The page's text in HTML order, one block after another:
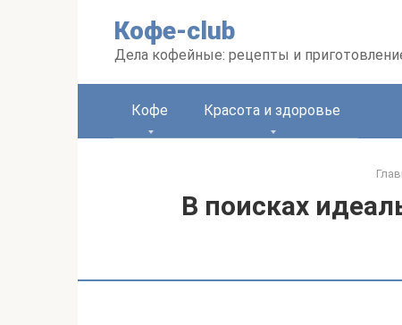
Кофе-club
Дела кофейные: рецепты и
Кофе Красота и здоровье
В поисках